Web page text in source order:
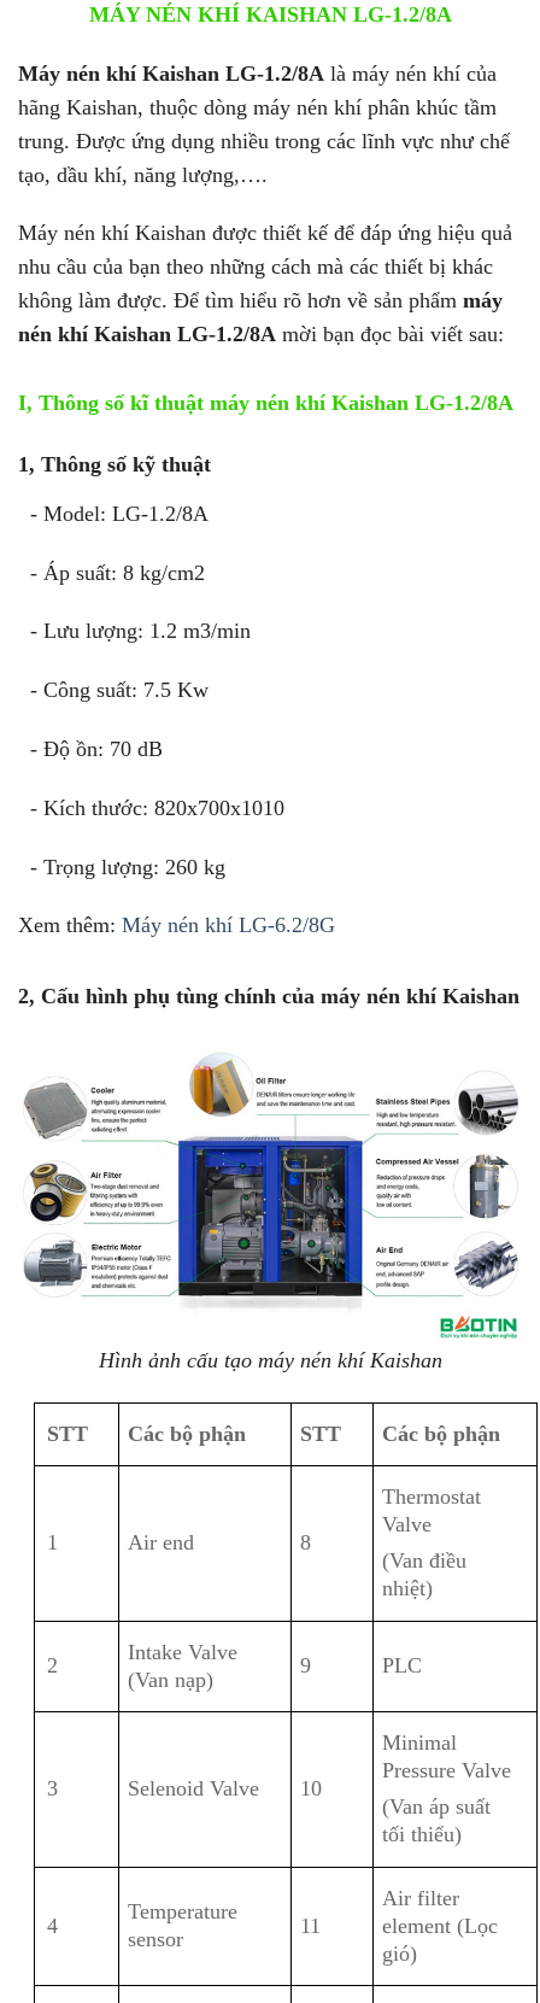
MÁY NÉN KHÍ KAISHAN LG-1.2/8A
Máy nén khí Kaishan LG-1.2/8A là máy nén khí của
hãng Kaishan, thuộc dòng máy nén khí phân khúc tầm
trung. Được ứng dụng nhiều trong các lĩnh vực như chế
tạo, dầu khí, năng lượng,….
Máy nén khí Kaishan được thiết kế để đáp ứng hiệu quả
nhu cầu của bạn theo những cách mà các thiết bị khác
không làm được. Để tìm hiểu rõ hơn về sản phẩm máy
nén khí Kaishan LG-1.2/8A mời bạn đọc bài viết sau:
I, Thông số kĩ thuật máy nén khí Kaishan LG-1.2/8A
1, Thông số kỹ thuật
- Model: LG-1.2/8A
- Áp suất: 8 kg/cm2
- Lưu lượng: 1.2 m3/min
- Công suất: 7.5 Kw
- Độ ồn: 70 dB
- Kích thước: 820x700x1010
- Trọng lượng: 260 kg
Xem thêm: Máy nén khí LG-6.2/8G
2, Cấu hình phụ tùng chính của máy nén khí Kaishan
Hình ảnh cấu tạo máy nén khí Kaishan
STT Các bộ phận STT Các bộ phận
1 Air end 8
Thermostat
Valve
(Van điều
nhiệt)
2
Intake Valve
(Van nạp)
9 PLC
3 Selenoid Valve 10
Minimal
Pressure Valve
(Van áp suất
tối thiểu)
4
Temperature
sensor
11
Air filter
element (Lọc
gió)